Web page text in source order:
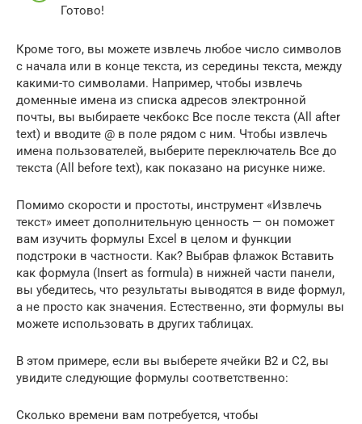
Готово!
Кроме того, вы можете извлечь любое число символов
с начала или в конце текста, из середины текста, между
какими-то символами. Например, чтобы извлечь
доменные имена из списка адресов электронной
почты, вы выбираете чекбокс Все после текста (All after
text) и вводите @ в поле рядом с ним. Чтобы извлечь
имена пользователей, выберите переключатель Все до
текста (All before text), как показано на рисунке ниже.
Помимо скорости и простоты, инструмент «Извлечь
текст» имеет дополнительную ценность — он поможет
вам изучить формулы Excel в целом и функции
подстроки в частности. Как? Выбрав флажок Вставить
как формула (Insert as formula) в нижней части панели,
вы убедитесь, что результаты выводятся в виде формул,
а не просто как значения. Естественно, эти формулы вы
можете использовать в других таблицах.
В этом примере, если вы выберете ячейки B2 и C2, вы
увидите следующие формулы соответственно:
Сколько времени вам потребуется, чтобы